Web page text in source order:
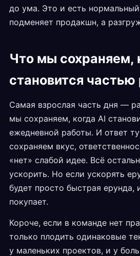
до ума. Это и есть нормальный
подменяет продакшн, а
Что мы сохраняем,
становится
Самая взрослая часть дня —
мы сохраняем, когда AI
ежедневной работы. И ответ
сохраняем вкус,
«нет» слабой идее. Всё
ускорить. Но если ускорять
будет просто быстрая ерунда,
покупает.
Короче, если в команде нет
только плодить одинаковые
у маленьких проектов, и у